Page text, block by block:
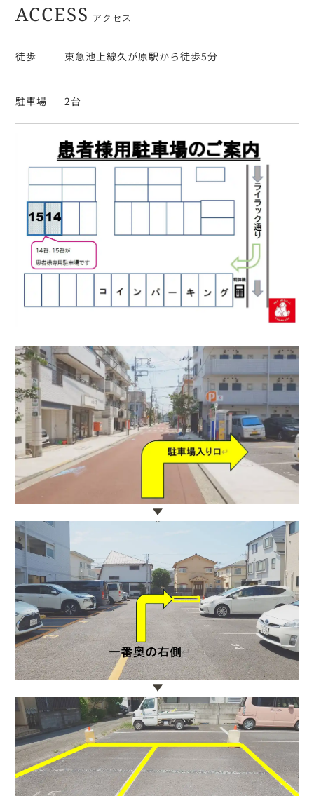
ACCESS アクセス
徒歩 東急池上線久が原駅から徒歩5分
駐車場 2台